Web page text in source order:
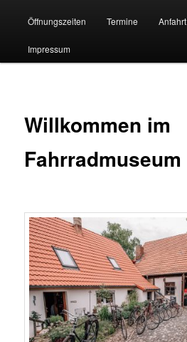
Öffnungszeiten Termine Anfahrt
Impressum
Willkommen im
Fahrradmuseum